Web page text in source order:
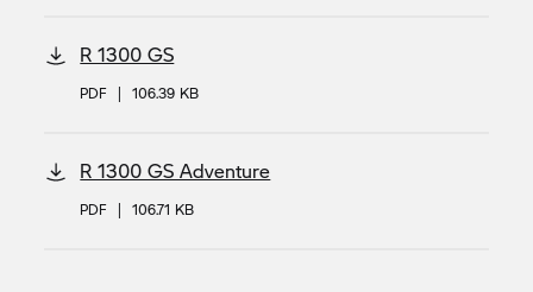
R 1300 GS
PDF | 106.39 KB
R 1300 GS Adventure
PDF | 106.71 KB